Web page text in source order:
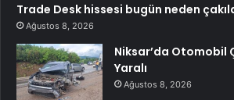
Trade Desk hissesi bugün neden
Ağustos 8, 2026
Niksar’da Otomobil
Yaralı
Ağustos 8, 2026